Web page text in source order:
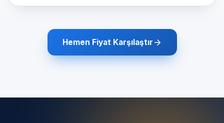
Hemen Fiyat Karşılaştır